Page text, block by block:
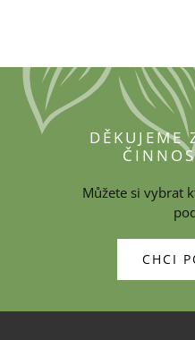
DĚKUJEME
Můžete si vybrat
CHCI